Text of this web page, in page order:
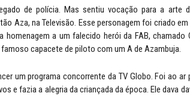
de polícia. Mas sentiu vocação para a arte
Aza, na Televisão. Esse personagem foi criado
homenagem a um falecido herói da FAB, chamado
capacete de piloto com um A de Azambuja.
um programa concorrente da TV Globo. Foi ao ar
e fazia a alegria da criançada da época. Ele dava